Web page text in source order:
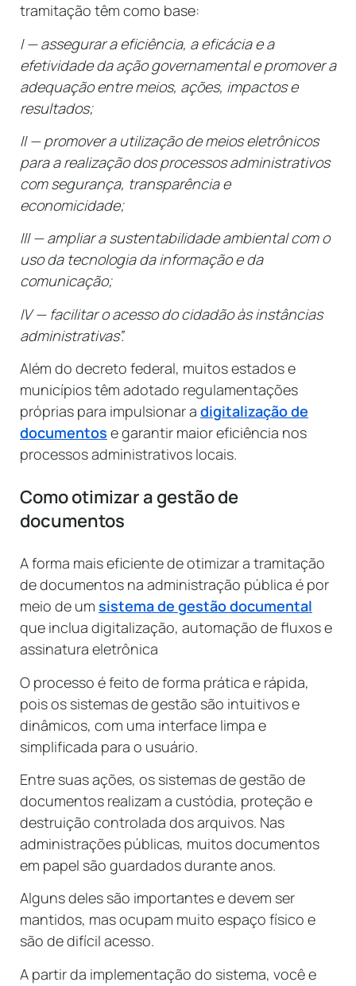
tramitação têm como base:
I — assegurar a eficiência, a eficácia e a
efetividade da ação governamental e promover a
adequação entre meios, ações, impactos e
resultados;
II — promover a utilização de meios eletrônicos
para a realização dos processos administrativos
com segurança, transparência e
economicidade;
III — ampliar a sustentabilidade ambiental com o
uso da tecnologia da informação e da
comunicação;
IV — facilitar o acesso do cidadão às instâncias
administrativas”.
Além do decreto federal, muitos estados e
municípios têm adotado regulamentações
próprias para impulsionar a digitalização de
documentos e garantir maior eficiência nos
processos administrativos locais.
Como otimizar a gestão de
documentos
A forma mais eficiente de otimizar a tramitação
de documentos na administração pública é por
meio de um sistema de gestão documental
que inclua digitalização, automação de fluxos e
assinatura eletrônica
O processo é feito de forma prática e rápida,
pois os sistemas de gestão são intuitivos e
dinâmicos, com uma interface limpa e
simplificada para o usuário.
Entre suas ações, os sistemas de gestão de
documentos realizam a custódia, proteção e
destruição controlada dos arquivos. Nas
administrações públicas, muitos documentos
em papel são guardados durante anos.
Alguns deles são importantes e devem ser
mantidos, mas ocupam muito espaço físico e
são de difícil acesso.
A partir da implementação do sistema, você e